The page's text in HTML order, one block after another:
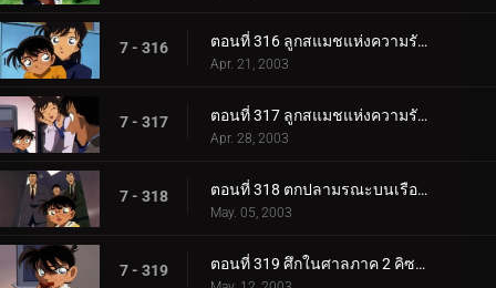
7 - 316 ตอนที่ 316 ลูกสแมชแห่งความรักและการตัดสินใจ (ตอนแรก)
Apr. 21, 2003
7 - 317 ตอนที่ 317 ลูกสแมชแห่งความรักและการตัดสินใจ (ตอนจบ)
Apr. 28, 2003
7 - 318 ตอนที่ 318 ตกปลามรณะบนเรือยาคาตะ
May. 05, 2003
7 - 319 ตอนที่ 319 ศึกในศาลภาค 2 คิซากิ ปะทะ คุโจ (ตอนแรก)